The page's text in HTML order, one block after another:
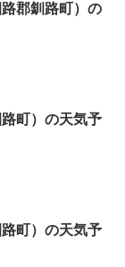
郡釧路町）の
町）の天気予
町）の天気予